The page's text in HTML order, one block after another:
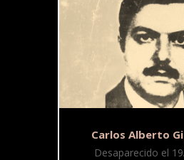
Carlos Alberto
Desaparecido el